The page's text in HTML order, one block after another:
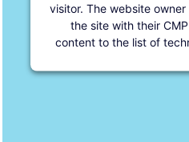
visitor. The website
the site with their
content to the list of